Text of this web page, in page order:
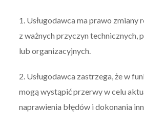
1. Usługodawca ma prawo zmiany
z ważnych przyczyn technicznych,
lub organizacyjnych.
2. Usługodawca zastrzega, że w
mogą wystąpić przerwy w celu
naprawienia błędów i dokonania